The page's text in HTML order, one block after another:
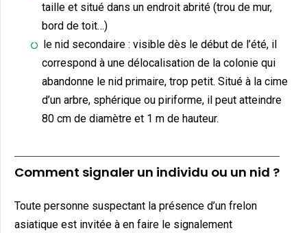
taille et situé dans un endroit abrité (trou de mur,
bord de toit…)
le nid secondaire : visible dès le début de l’été, il
correspond à une délocalisation de la colonie qui
abandonne le nid primaire, trop petit. Situé à la cime
d’un arbre, sphérique ou piriforme, il peut atteindre
80 cm de diamètre et 1 m de hauteur.
Comment signaler un individu ou un nid ?
Toute personne suspectant la présence d’un frelon
asiatique est invitée à en faire le signalement